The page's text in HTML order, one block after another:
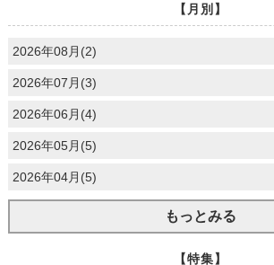
【月別】
2026年08月(2)
2026年07月(3)
2026年06月(4)
2026年05月(5)
2026年04月(5)
もっとみる
【特集】